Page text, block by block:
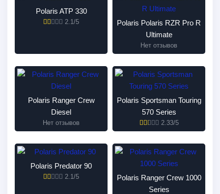
Polaris ATP 330
2.1/5
Polaris Polaris RZR Pro R
Ultimate
Нет отзывов
Polaris Ranger Crew
Diesel
Нет отзывов
Polaris Sportsman Touring
570 Series
2.33/5
Polaris Predator 90
2.1/5
Polaris Ranger Crew 1000
Series